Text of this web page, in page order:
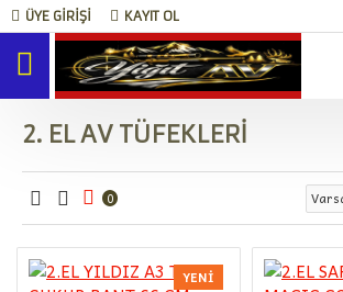
ÜYE GIRIŞI KAYIT OL
2. EL AV TÜFEKLERİ
0
YENI